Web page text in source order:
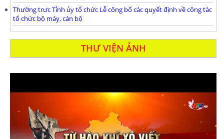
Thường trưc Tỉnh ủy tổ chức Lễ công bố các quyết định về công tác
tổ chức bộ máy, cán bộ
THƯ VIỆN ẢNH